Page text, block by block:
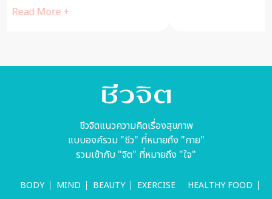
ชีวจิตแนวความคิดเรื่องสุขภาพ
แบบองค์รวม "ชีว" ที่หมายถึง "กาย"
รวมเข้ากับ "จิต" ที่หมายถึง "ใจ"
BODY MIND BEAUTY EXERCISE
HEALTHY FOOD